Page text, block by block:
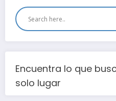
Encuentra lo que
solo lugar